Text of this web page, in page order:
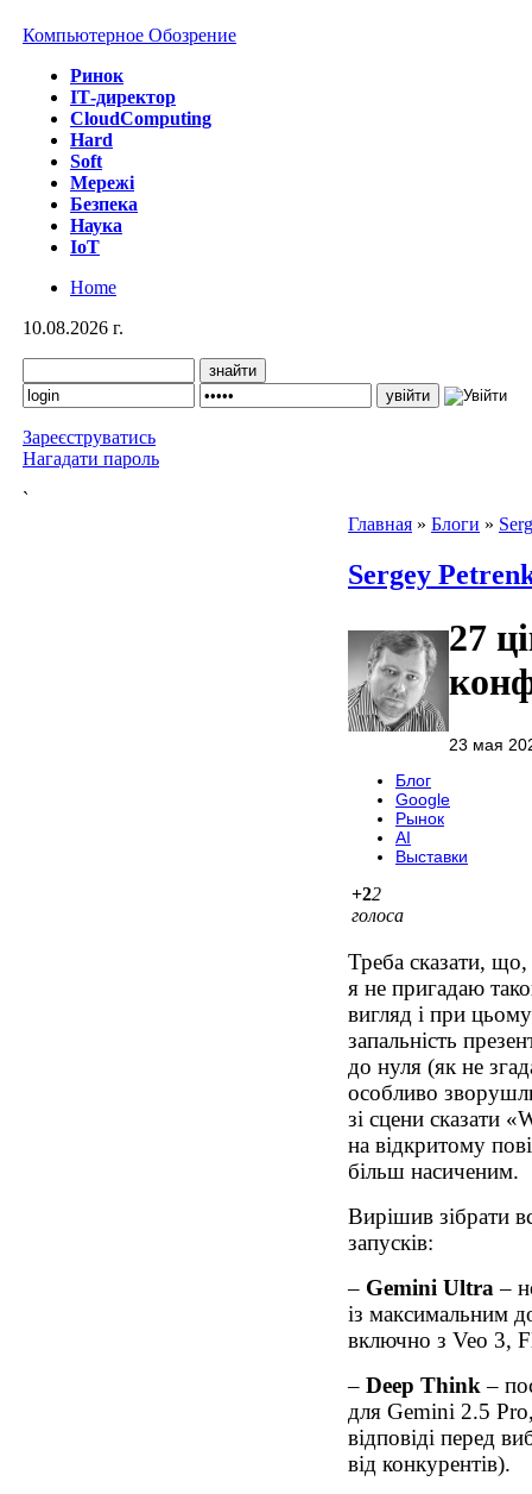
Компьютерное Обозрение
Ринок
IТ-директор
CloudComputing
Hard
Soft
Мережі
Безпека
Наука
IoT
Home
10.08.2026 г.
Зареєструватись
Нагадати пароль
`
Главная » Блоги »
Sergey
27
23 мая
Блог
Google
Рынок
AI
Выставки
+22
голоса
Треба сказати,
я не пригадаю
вигляд і при
запальність
до нуля (як не
особливо
зі сцени сказати
на відкритому
більш насиченим.
Вирішив зібрати
запусків:
– Gemini Ultra –
із максимальним
включно з Veo 3,
– Deep Think –
для Gemini 2.5 Pro,
відповіді перед
від конкурентів).